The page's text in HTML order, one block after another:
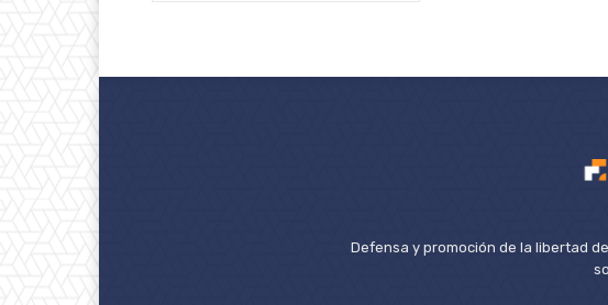
Defensa y promoción de la libertad